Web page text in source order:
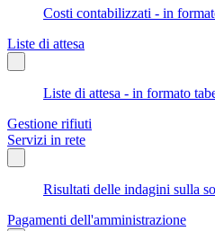
Costi contabilizzati - in
Liste di attesa
Liste di attesa - in formato
Gestione rifiuti
Servizi in rete
Risultati delle indagini sulla
Pagamenti dell'amministrazione